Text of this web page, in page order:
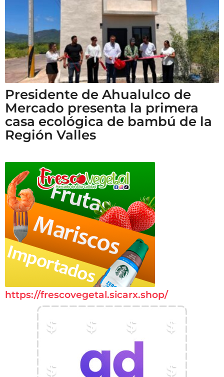
Presidente de Ahualulco de
Mercado presenta la primera
casa ecológica de bambú de la
Región Valles
https://frescovegetal.sicarx.shop/